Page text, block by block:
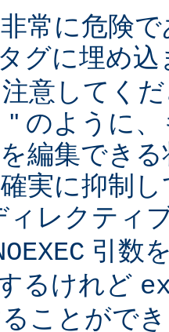
常に危険
タグに埋め
意してく
'' のように
編集でき
実に抑制
ィレクティ
引数
るけれど
ことがで